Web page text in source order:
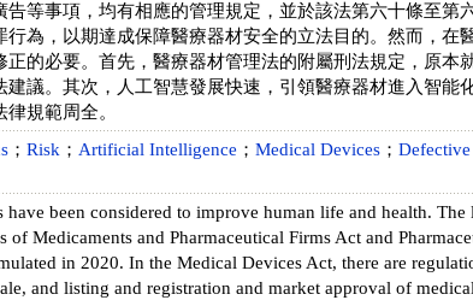
告等事項，均有相應的管理規定，並於該法第六十條至第
行為，以期達成保障醫療器材安全的立法目的。然而，在
正的必要。首先，醫療器材管理法的附屬刑法規定，原本
建議。其次，人工智慧發展快速，引領醫療器材進入智能
規範周全。
； Risk ； Artificial Intelligence ； Medical Devices ；
have been considered to improve human life and health.
of Medicaments and Pharmaceutical Firms Act and
in 2020. In the Medical Devices Act, there are
and listing and registration and market approval of